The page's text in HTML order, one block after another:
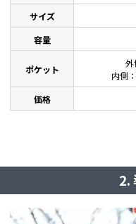
サイズ
容量
ポケット
外
内側
価格
2.